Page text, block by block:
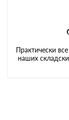
Практически
наших